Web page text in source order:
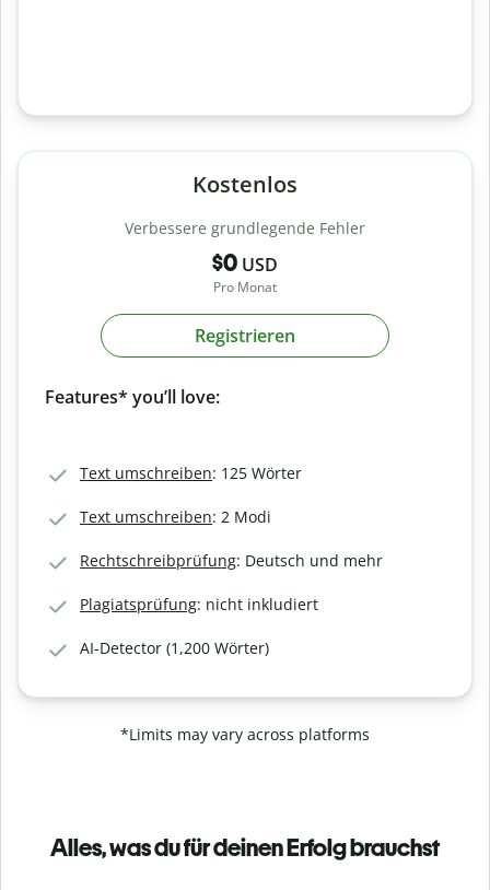
Kostenlos
Verbessere grundlegende Fehler
$0 USD
Pro Monat
Registrieren
Features* you’ll love:
Text umschreiben: 125 Wörter
Text umschreiben: 2 Modi
Rechtschreibprüfung: Deutsch und mehr
Plagiatsprüfung: nicht inkludiert
AI-Detector (1,200 Wörter)
*Limits may vary across platforms
Alles, was du für deinen Erfolg brauchst